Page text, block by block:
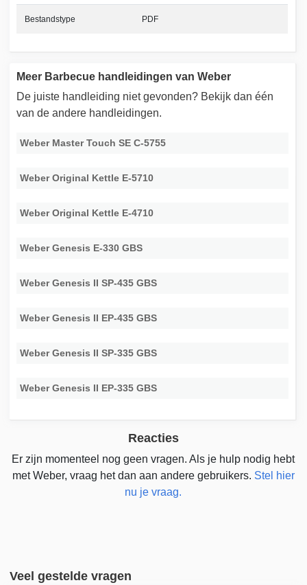
Bestandstype PDF
Meer Barbecue handleidingen van Weber
De juiste handleiding niet gevonden? Bekijk dan één
van de andere handleidingen.
Weber Master Touch SE C-5755
Weber Original Kettle E-5710
Weber Original Kettle E-4710
Weber Genesis E-330 GBS
Weber Genesis II SP-435 GBS
Weber Genesis II EP-435 GBS
Weber Genesis II SP-335 GBS
Weber Genesis II EP-335 GBS
Reacties
Er zijn momenteel nog geen vragen. Als je hulp nodig hebt
met Weber, vraag het dan aan andere gebruikers. Stel hier
nu je vraag.
Veel gestelde vragen